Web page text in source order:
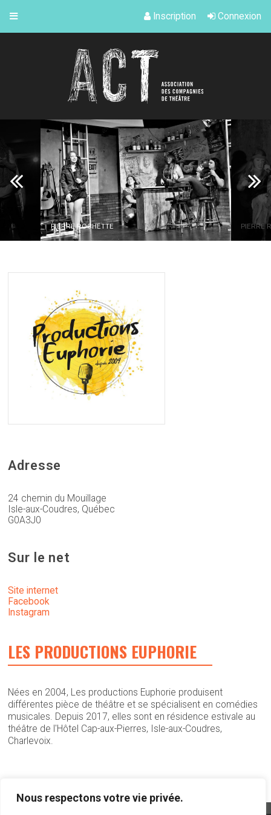
Nous respectons votre vie privée.
Inscription Connexion
PIERRE ROCHETTE PIERRE
Adresse
24 chemin du Mouillage
Isle-aux-Coudres, Québec
G0A3J0
Sur le net
Site internet
Facebook
Instagram
LES PRODUCTIONS EUPHORIE
Nées en 2004, Les productions Euphorie produisent
différentes pièce de théâtre et se spécialisent en comédies
musicales. Depuis 2017, elles sont en résidence estivale au
théâtre de l'Hôtel Cap-aux-Pierres, Isle-aux-Coudres,
Charlevoix.